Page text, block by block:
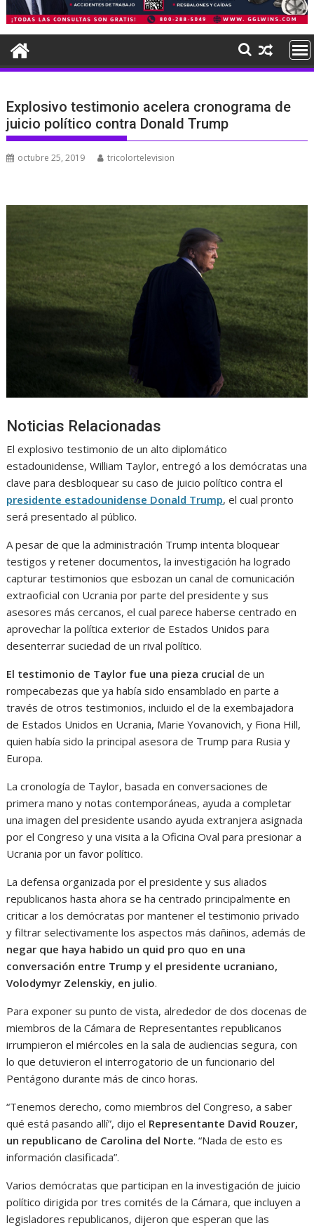
Explosivo testimonio acelera cronograma de
juicio político contra Donald Trump
octubre 25, 2019 tricolortelevision
Noticias Relacionadas
El explosivo testimonio de un alto diplomático
estadounidense, William Taylor, entregó a los demócratas una
clave para desbloquear su caso de juicio político contra el
presidente estadounidense Donald Trump, el cual pronto
será presentado al público.
A pesar de que la administración Trump intenta bloquear
testigos y retener documentos, la investigación ha logrado
capturar testimonios que esbozan un canal de comunicación
extraoficial con Ucrania por parte del presidente y sus
asesores más cercanos, el cual parece haberse centrado en
aprovechar la política exterior de Estados Unidos para
desenterrar suciedad de un rival político.
El testimonio de Taylor fue una pieza crucial de un
rompecabezas que ya había sido ensamblado en parte a
través de otros testimonios, incluido el de la exembajadora
de Estados Unidos en Ucrania, Marie Yovanovich, y Fiona Hill,
quien había sido la principal asesora de Trump para Rusia y
Europa.
La cronología de Taylor, basada en conversaciones de
primera mano y notas contemporáneas, ayuda a completar
una imagen del presidente usando ayuda extranjera asignada
por el Congreso y una visita a la Oficina Oval para presionar a
Ucrania por un favor político.
La defensa organizada por el presidente y sus aliados
republicanos hasta ahora se ha centrado principalmente en
criticar a los demócratas por mantener el testimonio privado
y filtrar selectivamente los aspectos más dañinos, además de
negar que haya habido un quid pro quo en una
conversación entre Trump y el presidente ucraniano,
Volodymyr Zelenskiy, en julio.
Para exponer su punto de vista, alrededor de dos docenas de
miembros de la Cámara de Representantes republicanos
irrumpieron el miércoles en la sala de audiencias segura, con
lo que detuvieron el interrogatorio de un funcionario del
Pentágono durante más de cinco horas.
“Tenemos derecho, como miembros del Congreso, a saber
qué está pasando allí”, dijo el Representante David Rouzer,
un republicano de Carolina del Norte. “Nada de esto es
información clasificada”.
Varios demócratas que participan en la investigación de juicio
político dirigida por tres comités de la Cámara, que incluyen a
legisladores republicanos, dijeron que esperan que las